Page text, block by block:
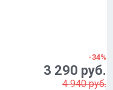
-34%
3 290 руб.
4 940 руб.